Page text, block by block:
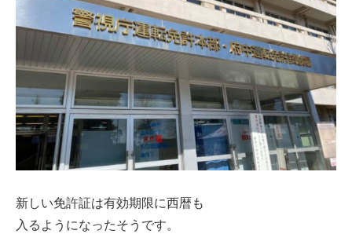
新しい免許証は有効期限に西暦も
入るようになったそうです。